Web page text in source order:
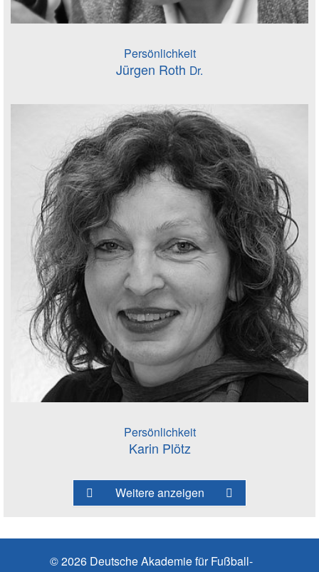
Persönlichkeit
Jürgen Roth Dr.
Persönlichkeit
Karin Plötz
Weitere anzeigen
© 2026 Deutsche Akademie für Fußball-